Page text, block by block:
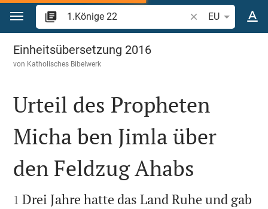
Zum Inhalt springen
Bibelstelle oder
EU
1.Könige 22
Einheitsübersetzung 2016
von Katholisches Bibelwerk

Urteil des Propheten
Micha ben Jimla über
den Feldzug Ahabs

1 Drei Jahre hatte das Land Ruhe und gab